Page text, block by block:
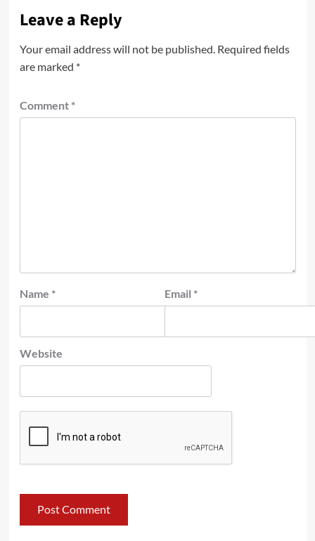
Leave a Reply
Your email address will not be published. Required fields
are marked *
Comment *
Name * Email *
Website